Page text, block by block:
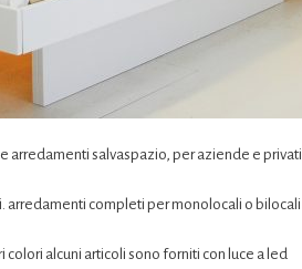
arredamenti salvaspazio, per aziende e privati
arredamenti completi per monolocali o bilocali
alcuni articoli sono forniti con luce a led